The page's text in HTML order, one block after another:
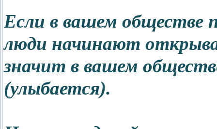
Если в вашем обществе
люди начинают
значит в вашем
(улыбается).